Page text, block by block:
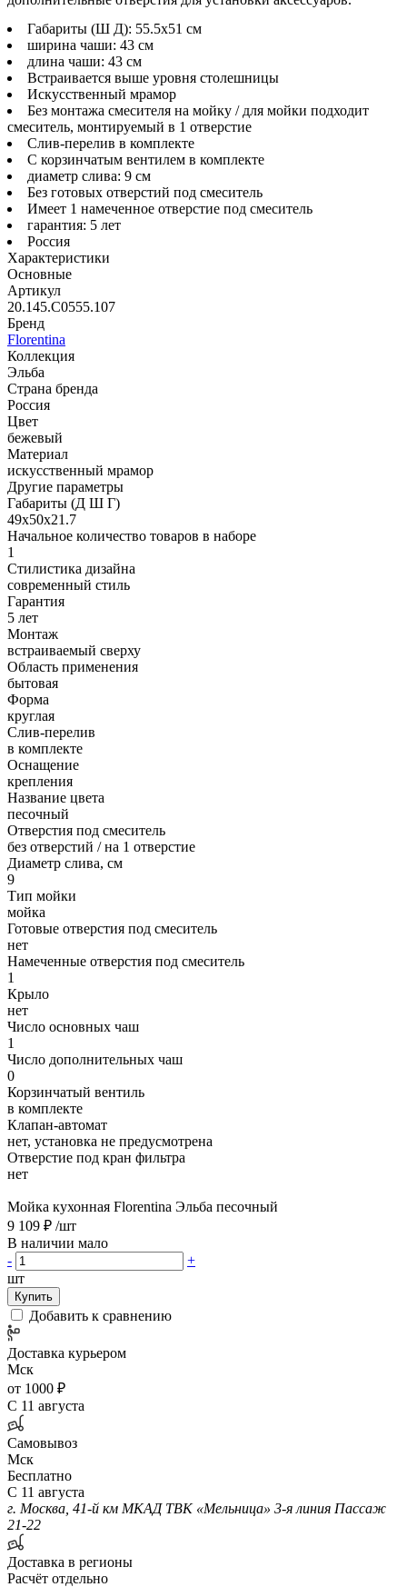
Габариты (Ш Д): 55.5x51 см
ширина чаши: 43 см
длина чаши: 43 см
Встраивается выше уровня столешницы
Искусственный мрамор
Без монтажа смесителя на мойку / для мойки подходит
смеситель, монтируемый в 1 отверстие
Слив-перелив в комплекте
С корзинчатым вентилем в комплекте
диаметр слива: 9 см
Без готовых отверстий под смеситель
Имеет 1 намеченное отверстие под смеситель
гарантия: 5 лет
Россия
Характеристики
Основные
Артикул
20.145.C0555.107
Бренд
Florentina
Коллекция
Эльба
Страна бренда
Россия
Цвет
бежевый
Материал
искусственный мрамор
Другие параметры
Габариты (Д Ш Г)
49х50х21.7
Начальное количество товаров в наборе
1
Стилистика дизайна
современный стиль
Гарантия
5 лет
Монтаж
встраиваемый сверху
Область применения
бытовая
Форма
круглая
Слив-перелив
в комплекте
Оснащение
крепления
Название цвета
песочный
Отверстия под смеситель
без отверстий / на 1 отверстие
Диаметр слива, см
9
Тип мойки
мойка
Готовые отверстия под смеситель
нет
Намеченные отверстия под смеситель
1
Крыло
нет
Число основных чаш
1
Число дополнительных чаш
0
Корзинчатый вентиль
в комплекте
Клапан-автомат
нет, установка не предусмотрена
Отверстие под кран фильтра
нет
Мойка кухонная Florentina Эльба песочный
9 109 ₽ /шт
В наличии мало
-
+
шт
Купить
Добавить к сравнению
Доставка курьером
Мск
от 1000 ₽
С 11 августа
Самовывоз
Мск
Бесплатно
С 11 августа
г. Москва, 41-й км МКАД ТВК «Мельница» 3-я линия Пассаж
21-22
Доставка в регионы
Расчёт отдельно